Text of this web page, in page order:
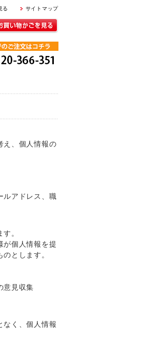
る サイトマップ
え、個人情報の
ルアドレス、職
。
が個人情報を提
とします。
意見収集
なく、個人情報